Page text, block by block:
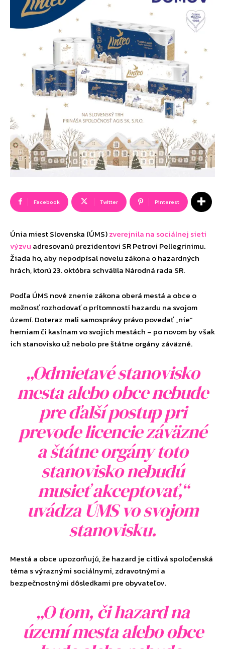
Facebook Twitter Pinterest
Únia miest Slovenska (ÚMS)zverejnila na sociálnej sieti
výzvu adresovanú prezidentovi SR Petrovi Pellegrinimu.
Žiada ho, aby nepodpísal novelu zákona o hazardných
hrách, ktorú 23. októbra schválila Národná rada SR.
Podľa ÚMS nové znenie zákona oberá mestá a obce o
možnosť rozhodovať o prítomnosti hazardu na svojom
území. Doteraz mali samosprávy právo povedať „nie“
herniam či kasínam vo svojich mestách – po novom by však
ich stanovisko už nebolo pre štátne orgány záväzné.
„Odmietavé stanovisko
mesta alebo obce nebude
pre ďalší postup pri
prevode licencie záväzné
a štátne orgány toto
stanovisko nebudú
musieť akceptovať,“
uvádza ÚMS vo svojom
stanovisku.
Mestá a obce upozorňujú, že hazard je citlivá spoločenská
téma s výraznými sociálnymi, zdravotnými a
bezpečnostnými dôsledkami pre obyvateľov.
„O tom, či hazard na
území mesta alebo obce